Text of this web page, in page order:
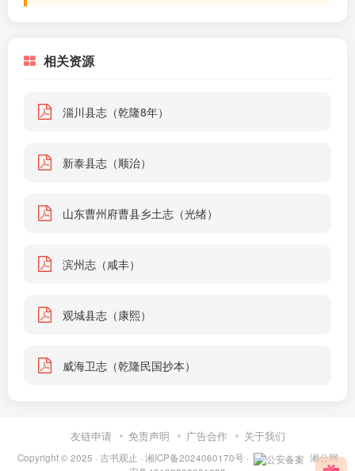
相关资源
淄川县志（乾隆8年）
新泰县志（顺治）
山东曹州府曹县乡土志（光绪）
滨州志（咸丰）
观城县志（康熙）
威海卫志（乾隆民国抄本）
友链申请 免责声明 广告合作 关于我们
Copyright © 2025 · 古书观止 · 湘ICP备2024060170号·
湘公网